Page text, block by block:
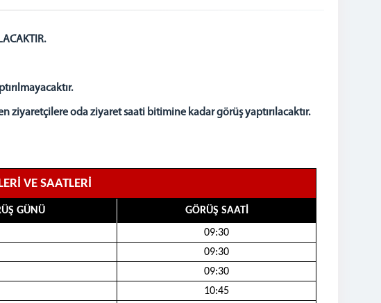
ziyaretçilere oda ziyaret saati bitimine kadar görüş yaptırılacaktır.
VE SAATLERİ
GÜNÜ
GÖRÜŞ SAATİ
09:30
09:30
09:30
10:45